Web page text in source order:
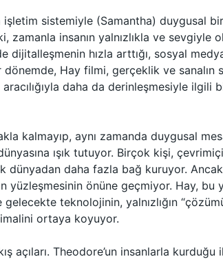
sistemiyle (Samantha) duygusal
insanın yalnızlıkla ve sevgiyle
dijitalleşmenin hızla arttığı, sosyal
Hay filmi, gerçeklik ve sanalın
daha da derinleşmesiyle ilgili
kalmayıp, aynı zamanda duygusal
ışık tutuyor. Birçok kişi,
dünyadan daha fazla bağ kuruyor.
yüzleşmesinin önüne geçmiyor. Hay, bu
teknolojinin, yalnızlığın
ortaya koyuyor.
açıları. Theodore’un insanlarla kurduğu